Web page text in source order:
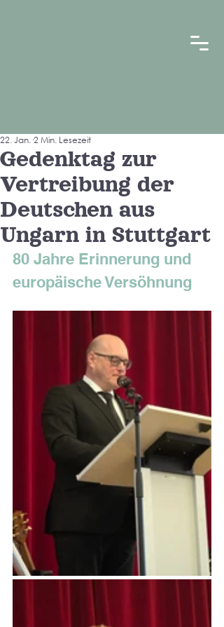
Gedenktag zur
Vertreibung der
Deutschen aus
Ungarn in Stuttgart
22. Jan. 2 Min. Lesezeit
80 Jahre Erinnerung und
europäische Versöhnung